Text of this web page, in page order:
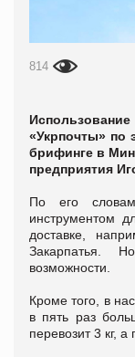
814
«Укрпочты» по
брифинге в
предприятия
По его
инструментом
доставке,
Закарпатья.
возможности.
Кроме того, в
в пять раз
перевозит 3 кг, а